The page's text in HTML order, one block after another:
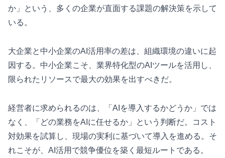
か」という、多くの企業が直面する課題の解決策を示して
いる。
大企業と中小企業のAI活用率の差は、組織環境の違いに起
因する。中小企業こそ、業界特化型のAIツールを活用し、
限られたリソースで最大の効果を出すべきだ。
経営者に求められるのは、「AIを導入するかどうか」では
なく、「どの業務をAIに任せるか」という判断だ。コスト
対効果を試算し、現場の実利に基づいて導入を進める。そ
れこそが、AI活用で競争優位を築く最短ルートである。